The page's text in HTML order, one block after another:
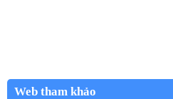
Web tham khảo